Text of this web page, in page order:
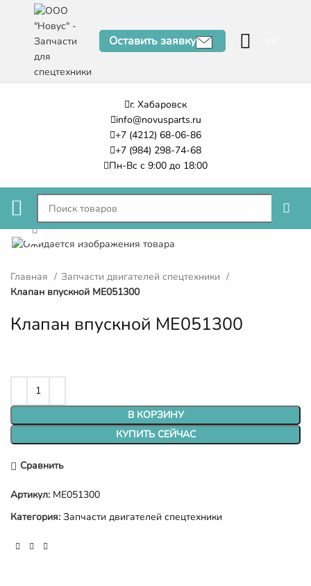
Оставить заявку
г. Хабаровск
info@novusparts.ru
+7 (4212) 68-06-86
+7 (984) 298-74-68
Пн-Вс с 9:00 до 18:00
Нажмите, чтобы увеличить
Главная
Запчасти двигателей спецтехники
Клапан впускной ME051300
Клапан впускной ME051300
В КОРЗИНУ
КУПИТЬ СЕЙЧАС
Сравнить
Артикул: ME051300
Категория: Запчасти двигателей спецтехники